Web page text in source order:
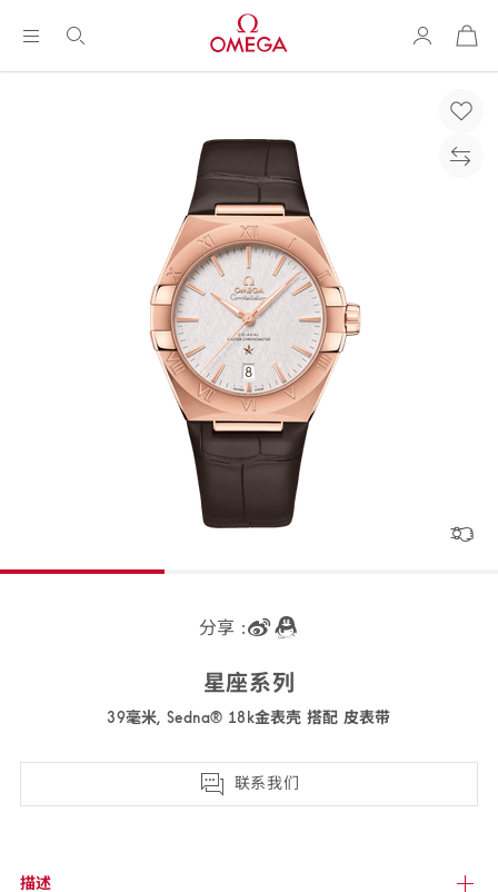
购
袋
分享 :
星座系列
39毫米, Sedna® 18k金表壳 搭配 皮表带
联系我们
描述